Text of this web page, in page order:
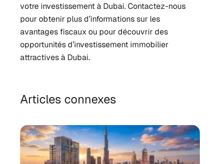
votre investissement à Dubai. Contactez-nous
pour obtenir plus d’informations sur les
avantages fiscaux ou pour découvrir des
opportunités d’investissement immobilier
attractives à Dubai.
Articles connexes